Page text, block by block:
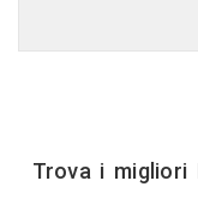
Trova i migliori